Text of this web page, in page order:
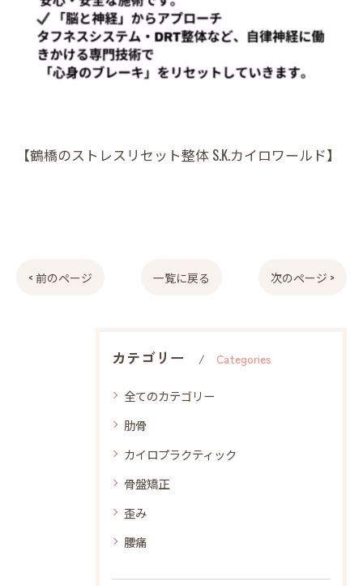
【鶴橋のストレスリセット整体 S.K.カイロワールド】
< 前のページ 一覧に戻る 次のページ >
カテゴリー Categories
全てのカテゴリー
肋骨
カイロプラクティック
骨盤矯正
歪み
腰痛